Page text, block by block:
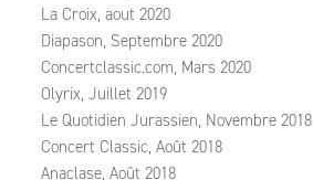
La Croix, aout 2020
Diapason, Septembre 2020
Concertclassic.com, Mars 2020
Olyrix, Juillet 2019
Le Quotidien Jurassien, Novembre 2018
Concert Classic, Août 2018
Anaclase, Août 2018